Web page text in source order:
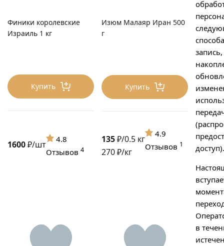
Купить
1600₽/шт
Финики королевские
Израиль 1 кг
4.8
Отзывов 4
Купить
135₽/0.5 кг
270 ₽/кг
Изюм Малаяр Иран 500
г
4.9
Отзывов 1
доступ).
в